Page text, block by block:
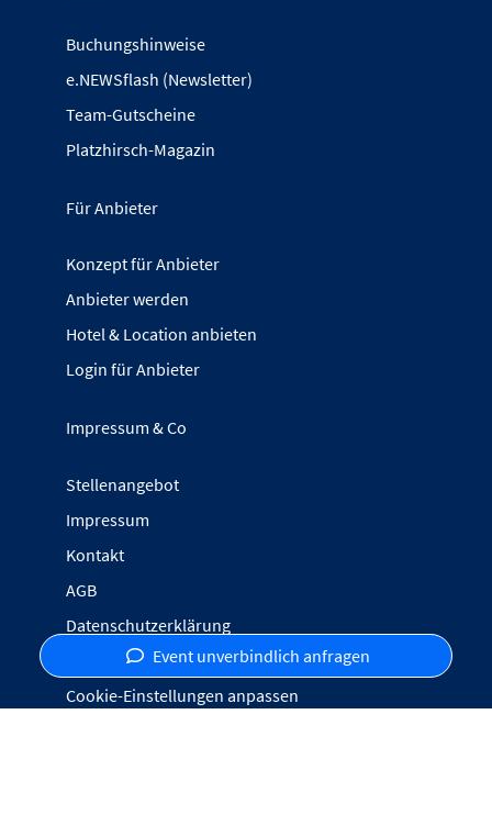
Event unverbindlich anfragen
Buchungshinweise
e.NEWSflash (Newsletter)
Team-Gutscheine
Platzhirsch-Magazin
Für Anbieter
Konzept für Anbieter
Anbieter werden
Hotel & Location anbieten
Login für Anbieter
Impressum & Co
Stellenangebot
Impressum
Kontakt
AGB
Datenschutzerklärung
Inhalte melden
Cookie-Einstellungen anpassen